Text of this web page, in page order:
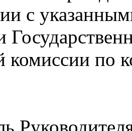
с
комиссии по